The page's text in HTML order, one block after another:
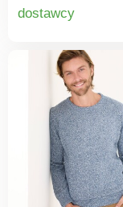
gwarantuje marka
prać w pralce.
dostawcy